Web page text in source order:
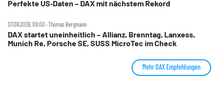
Perfekte US‑Daten – DAX mit nächstem Rekord
07.08.2026, 09:00 ‧ Thomas Bergmann
DAX startet uneinheitlich – Allianz, Brenntag, Lanxess,
Munich Re, Porsche SE, SUSS MicroTec im Check
Mehr DAX Empfehlungen